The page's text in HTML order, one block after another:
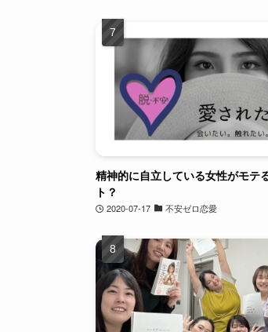
精神的に自立している女性がモテ
ト？
2020-07-17 不安ゼロ恋愛